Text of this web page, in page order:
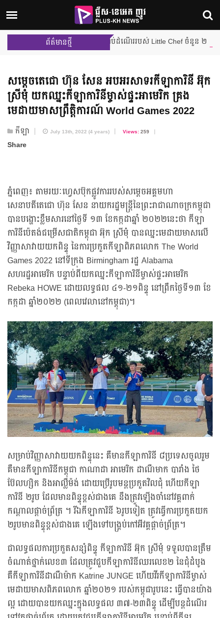
ព័ត៌មានថ្មី
ប្រកួតជម្រុះលើកដំបូង បញ្ចប់ដំណើររបស់ Little Chef ចំនួន ២ រូប ពីផ្ទះបាយ
សម្តេចតេជោ ហ៊ុន សែន អបអរសាទរ​កីឡាការិនី អ៊ុក
ស្រីមុំ យកឈ្នះ​កីឡាការិនី​ម្ចាស់ផ្ទះ​អាមេរិក គ្រង
មេដាយមាស​ព្រឹត្តិការណ៍ World Games 2022
កីឡា July 13th, 2022 (4 years) Views:259
Share
ភ្នំពេញ៖ តាមរយៈហ្វេសប៊ុកផ្លូវការរបស់សម្ដេចអគ្គមហា
សេនាបតីតេជោ ហ៊ុន សែន នាយករដ្ឋមន្ត្រីនៃព្រះរាជាណាចក្រកម្ពុជា
បានបង្ហោះខ្លឹមសារនៅថ្ងៃទី ១៣ ខែកក្កដាឆ្នាំ ២០២២នេះថា កីឡា
ការិនីប៉េតង់ជម្រើសជាតិកម្ពុជា អ៊ុក ស្រីមុំ បានឈ្នះមេដាយមាសលើ
វិញ្ញាសាវាយយកពិន្ទុ នៃការប្រកួតកីឡាពិភពលោក The World
Games 2022 នៅទីក្រុង Birmingham រដ្ឋ Alabama
សហរដ្ឋអាមេរិក បន្ទាប់ពីយកឈ្នះកីឡាការិនីម្ចាស់ផ្ទះអាមេរិក
Rebeka HOWE ដោយលទ្ធផល ៤១-២១ពិន្ទុ នៅព្រឹកថ្ងៃទី១៣ ខែ
កក្កដា ឆ្នាំ២០២២ (ពេលវេលានៅកម្ពុជា)។
សម្រាប់វិញ្ញាសាវាយយកពិន្ទុនេះ គឺមានកីឡាការិនី ៨ប្រទេសចូលរួម
គឺមានកីឡាការិនីកម្ពុជា កាណាដា អាមេរិក ដាណឺមាក បារាំង ថៃ
ប៊ែលហ្សិក និងអាល្លឺម៉ង់ ដោយប្រើរូបមន្ដប្រកួតវិលជុំ ហើយកីឡា
ការិនី ២រូប ដែលមានពិន្ទុខ្ពស់ជាងគេ នឹងត្រូវឡើងចាំនៅវគ្គពាក់
កណ្ដាលផ្ដាច់ព្រ័ត្រ ។ រីឯកីឡាការិនី ៦រូបទៀត ត្រូវធ្វើការប្រកួតយក
២រូបមានពិន្ទុខ្ពស់ជាងគេ ឡើងទៅបង្គ្រប់កៅអីវគ្គផ្ដាច់ព្រ័ត្រ។
ជាលទ្ធផលការប្រកួតសន្សំពិន្ទុ កីឡាការិនី អ៊ុក ស្រីមុំ ទទួលបានត្រឹម
ចំណាត់ថ្នាក់លេខ៣ ដែលត្រូវជួបកីឡាការិនីឈរលេខ២ នៃជុំដំបូង
គឺកីឡាការិនីដាណឺម៉ាក Katrine JUNGE ហើយវីរកីឡាការិនីម្ចាស់
មេដាយមាសពិភពលោក ឆ្នាំ២០២១ របស់កម្ពុជារូបនេះ ធ្វើបានយ៉ាង
ល្អ ដោយបានយកឈ្នះក្នុងលទ្ធផល ៣៧-២៣ពិន្ទុ ដើម្បីបន្ដដំណើរ